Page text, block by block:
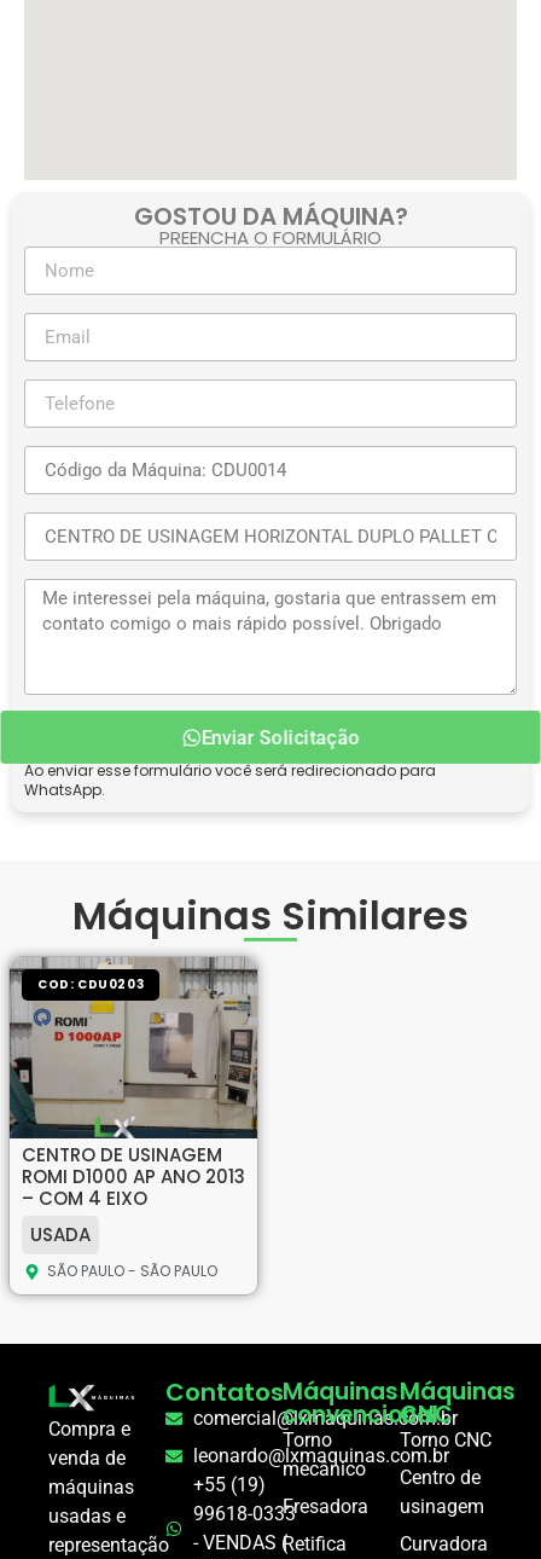
GOSTOU DA MÁQUINA?
PREENCHA O FORMULÁRIO
Enviar Solicitação
Ao enviar esse formulário você será redirecionado para
WhatsApp.
Máquinas Similares
COD: CDU0203
CENTRO DE USINAGEM
ROMI D1000 AP ANO 2013
– COM 4 EIXO
USADA
SÃO PAULO - SÃO PAULO
Compra e
venda de
máquinas
usadas e
representação
Contatos
comercial@lxmaquinas.com.br
leonardo@lxmaquinas.com.br
+55 (19)
99618-0333
- VENDAS (
Máquinas
convencional
Torno
mecânico
Fresadora
Retifica
Máquinas
CNC
Torno CNC
Centro de
usinagem
Curvadora